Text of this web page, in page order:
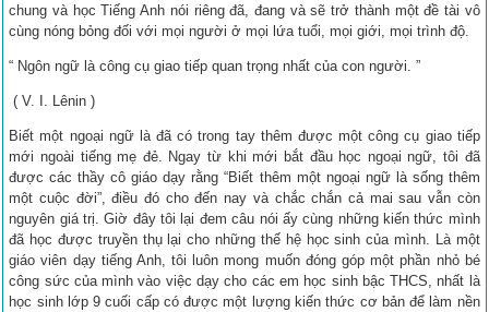
chung và học Tiếng Anh nói riêng đã, đang và sẽ trở thành một đề tài vô
cùng nóng bỏng đối với mọi người ở mọi lứa tuổi, mọi giới, mọi trình độ.
“ Ngôn ngữ là công cụ giao tiếp quan trọng nhất của con người. ”
( V. I. Lênin )
Biết một ngoại ngữ là đã có trong tay thêm được một công cụ giao tiếp
mới ngoài tiếng mẹ đẻ. Ngay từ khi mới bắt đầu học ngoại ngữ, tôi đã
được các thầy cô giáo dạy rằng “Biết thêm một ngoại ngữ là sống thêm
một cuộc đời”, điều đó cho đến nay và chắc chắn cả mai sau vẫn còn
nguyên giá trị. Giờ đây tôi lại đem câu nói ấy cùng những kiến thức mình
đã học được truyền thụ lại cho những thế hệ học sinh của mình. Là một
giáo viên dạy tiếng Anh, tôi luôn mong muốn đóng góp một phần nhỏ bé
công sức của mình vào việc dạy cho các em học sinh bậc THCS, nhất là
học sinh lớp 9 cuối cấp có được một lượng kiến thức cơ bản để làm nền